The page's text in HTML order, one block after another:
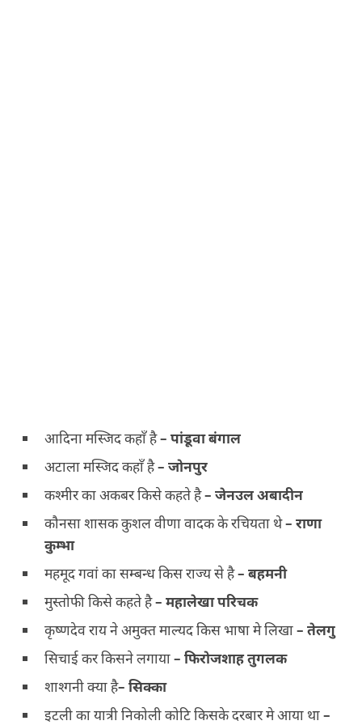
आदिना मस्जिद कहाँ है– पांडूवा बंगाल
अटाला मस्जिद कहाँ है– जोनपुर
कश्मीर का अकबर किसे कहते है– जेनउल अबादीन
कौनसा शासक कुशल वीणा वादक के रचियता थे– राणा
कुम्भा
महमूद गवां का सम्बन्ध किस राज्य से है– बहमनी
मुस्तोफी किसे कहते है– महालेखा परिचक
कृष्णदेव राय ने अमुक्त माल्यद किस भाषा मे लिखा– तेलगु
सिचाई कर किसने लगाया– फिरोजशाह तुगलक
शाश्गनी क्या है– सिक्का
इटली का यात्री निकोली कोटि किसके दरबार मे आया था–